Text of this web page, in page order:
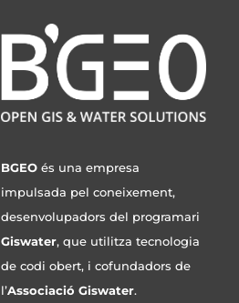
BGEOés una empresa
impulsada pel coneixement,
desenvolupadors del programari
Giswater, que utilitza tecnologia
de codi obert, i cofundadors de
l’Associació Giswater.